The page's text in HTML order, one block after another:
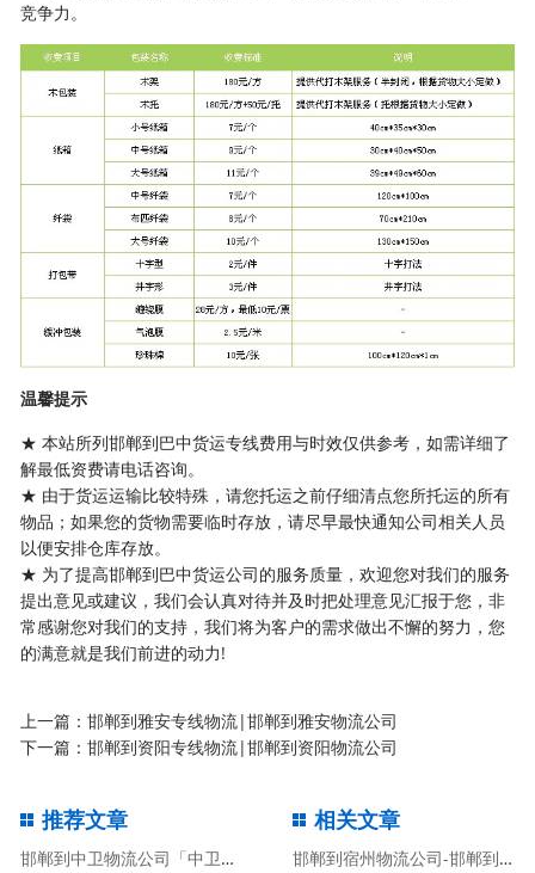
竞争力。
温馨提示
★ 本站所列邯郸到巴中货运专线费用与时效仅供参考，如需详细了
解最低资费请电话咨询。
★ 由于货运运输比较特殊，请您托运之前仔细清点您所托运的所有
物品；如果您的货物需要临时存放，请尽早最快通知公司相关人员
以便安排仓库存放。
★ 为了提高邯郸到巴中货运公司的服务质量，欢迎您对我们的服务
提出意见或建议，我们会认真对待并及时把处理意见汇报于您，非
常感谢您对我们的支持，我们将为客户的需求做出不懈的努力，您
的满意就是我们前进的动力!
上一篇：邯郸到雅安专线物流|邯郸到雅安物流公司
下一篇：邯郸到资阳专线物流|邯郸到资阳物流公司
推荐文章
邯郸到中卫物流公司「中卫专线」
相关文章
邯郸到宿州物流公司-邯郸到宿州货运专线